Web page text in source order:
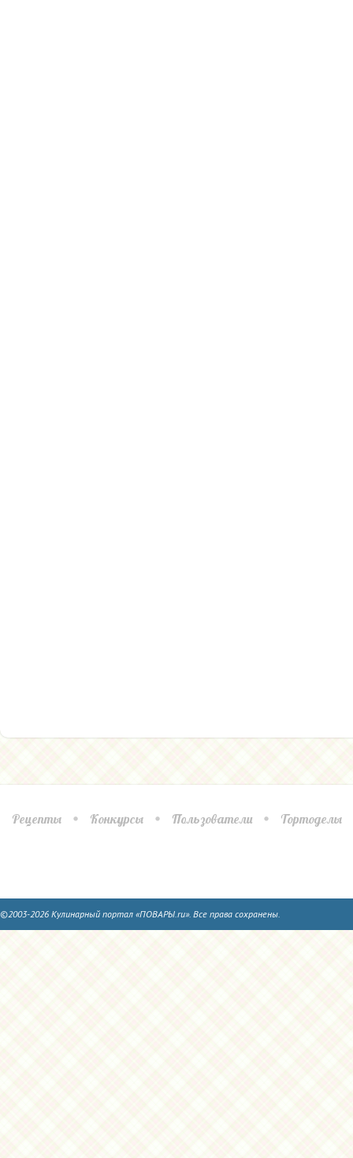
Рецепты Конкурсы Пользователи Тортоделы
©2003-2026 Кулинарный портал «ПОВАРЫ.ru». Все права сохранены.